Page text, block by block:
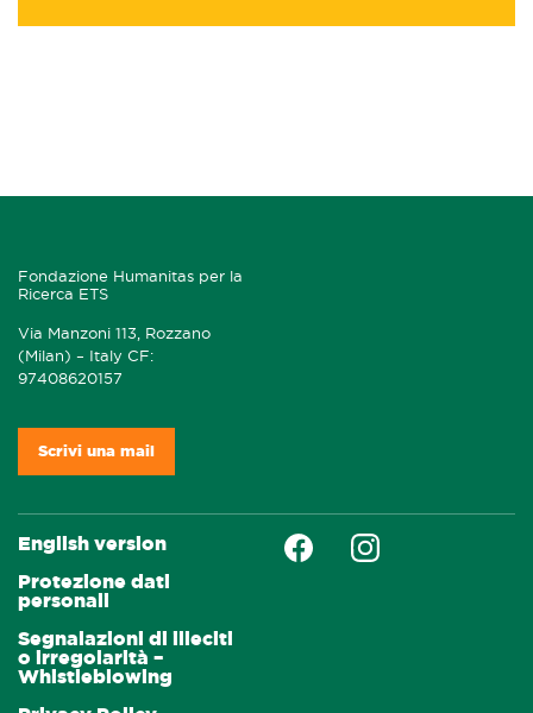
Fondazione Humanitas per la
Ricerca ETS
Via Manzoni 113, Rozzano
(Milan) – Italy CF:
97408620157
Scrivi una mail
English version
Protezione dati
personali
Segnalazioni di illeciti
o irregolarità –
Whistleblowing
FaceboockInstagram